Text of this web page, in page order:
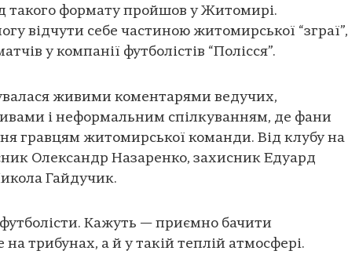
такого формату пройшов у Житомирі.
відчути себе частиною житомирської “зграї”,
у компанії футболістів “Полісся”.
живими коментарями ведучих,
і неформальним спілкуванням, де фани
гравцям житомирської команди. Від клубу на
Олександр Назаренко, захисник Едуард
Гайдучик.
Кажуть — приємно бачити
трибунах, а й у такій теплій атмосфері.